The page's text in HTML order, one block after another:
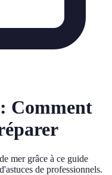
Comment
mer grâce à ce guide
de professionnels.